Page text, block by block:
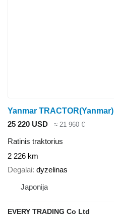
Yanmar TRACTOR(Yanmar)
25 220 USD
≈ 21 960 €
Ratinis traktorius
2 226 km
Degalai dyzelinas
Japonija
EVERY TRADING Co Ltd